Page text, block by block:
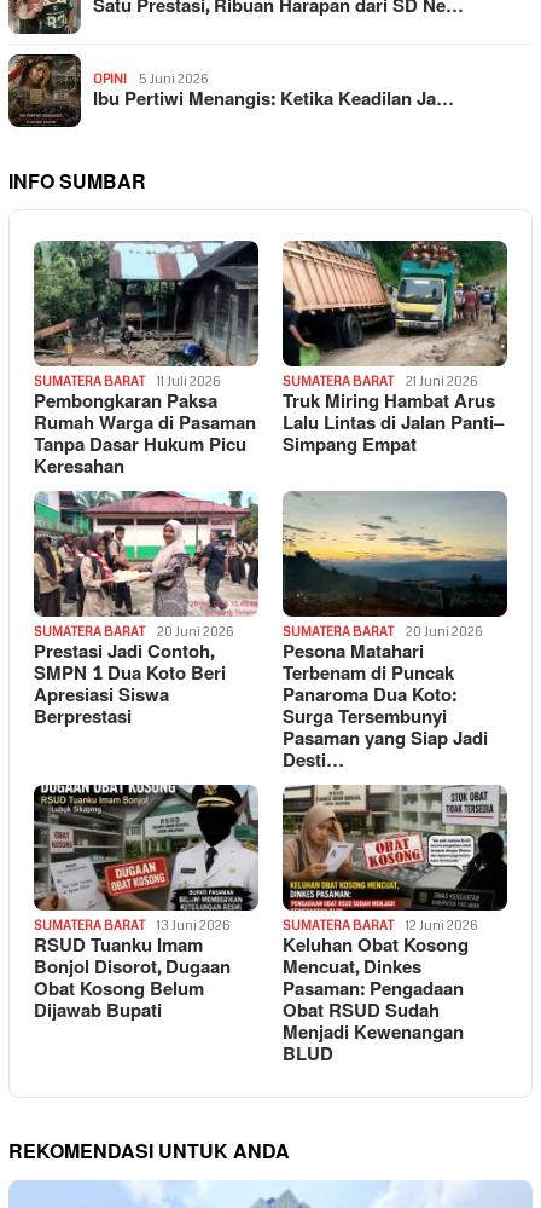
OPINI 5 Juni 2026
Ibu Pertiwi Menangis: Ketika Keadilan Ja…
INFO SUMBAR
SUMATERA BARAT 11 Juli 2026
Pembongkaran Paksa
Rumah Warga di Pasaman
Tanpa Dasar Hukum Picu
Keresahan
SUMATERA BARAT 21 Juni 2026
Truk Miring Hambat Arus
Lalu Lintas di Jalan Panti–
Simpang Empat
SUMATERA BARAT 20 Juni 2026
Prestasi Jadi Contoh,
SMPN 1 Dua Koto Beri
Apresiasi Siswa
Berprestasi
SUMATERA BARAT 20 Juni 2026
Pesona Matahari
Terbenam di Puncak
Panaroma Dua Koto:
Surga Tersembunyi
Pasaman yang Siap Jadi
Desti…
SUMATERA BARAT 13 Juni 2026
RSUD Tuanku Imam
Bonjol Disorot, Dugaan
Obat Kosong Belum
Dijawab Bupati
SUMATERA BARAT 12 Juni 2026
Keluhan Obat Kosong
Mencuat, Dinkes
Pasaman: Pengadaan
Obat RSUD Sudah
Menjadi Kewenangan
BLUD
REKOMENDASI UNTUK ANDA